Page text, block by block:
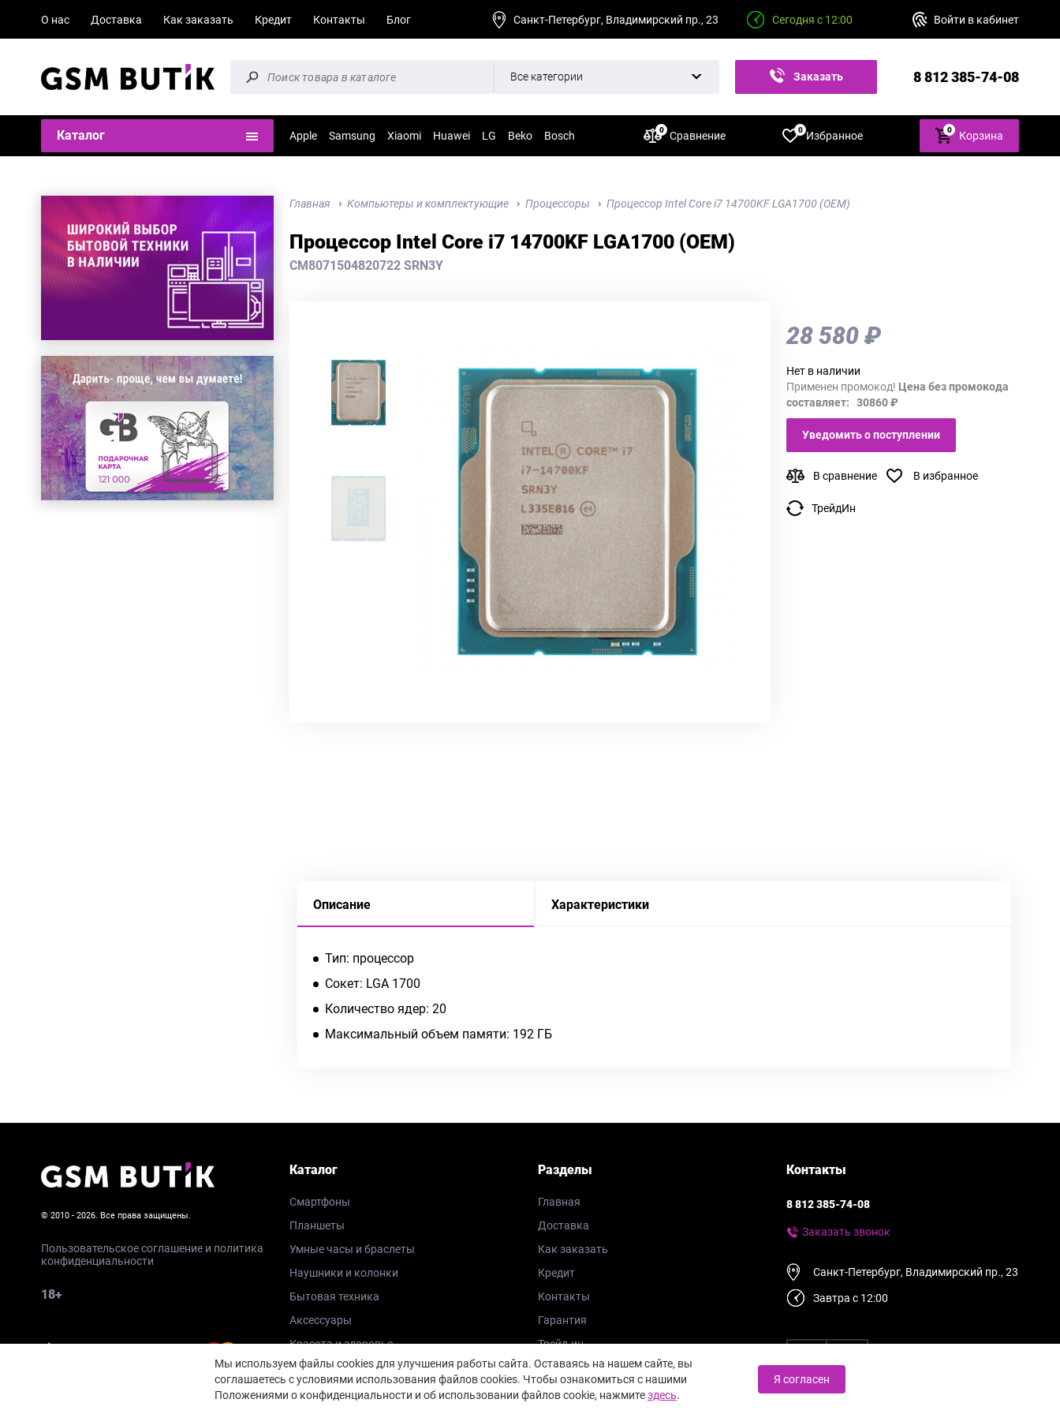
О нас Доставка Как заказать Кредит Контакты Блог Санкт-Петербург, Владимирский пр., 23 Сегодня с 12:00 Войти в кабинет
Все категории Заказать 8 812 385-74-08
Каталог Apple Samsung Xiaomi Huawei LG Beko Bosch Сравнение
0 Избранное
0 0 Корзина
Главная Компьютеры и комплектующие Процессоры Процессор Intel Core i7 14700KF LGA1700 (OEM)
Процессор Intel Core i7 14700KF LGA1700 (OEM)
CM8071504820722 SRN3Y
28 580 ₽
Нет в наличии
Применен промокод! Цена без промокода
составляет: 30860 ₽
Уведомить о поступлении
В сравнение В избранное
ТрейдИн
Описание Характеристики
Тип: процессор
Сокет: LGA 1700
Количество ядер: 20
Максимальный объем памяти: 192 ГБ
© 2010 - 2026. Все права защищены.
Пользовательское соглашение и политика
конфиденциальности
18+
Каталог
Смартфоны
Планшеты
Умные часы и браслеты
Наушники и колонки
Бытовая техника
Аксессуары
Красота и здоровье
Разделы
Главная
Доставка
Как заказать
Кредит
Контакты
Гарантия
Трейд-ин
Блог
Контакты
8 812 385-74-08
Заказать звонок
Санкт-Петербург, Владимирский пр., 23
Завтра с 12:00
Мы используем файлы cookies для улучшения работы сайта. Оставаясь на нашем сайте, вы
соглашаетесь с условиями использования файлов cookies. Чтобы ознакомиться с нашими
Положениями о конфиденциальности и об использовании файлов cookie, нажмитездесь.
Я согласен